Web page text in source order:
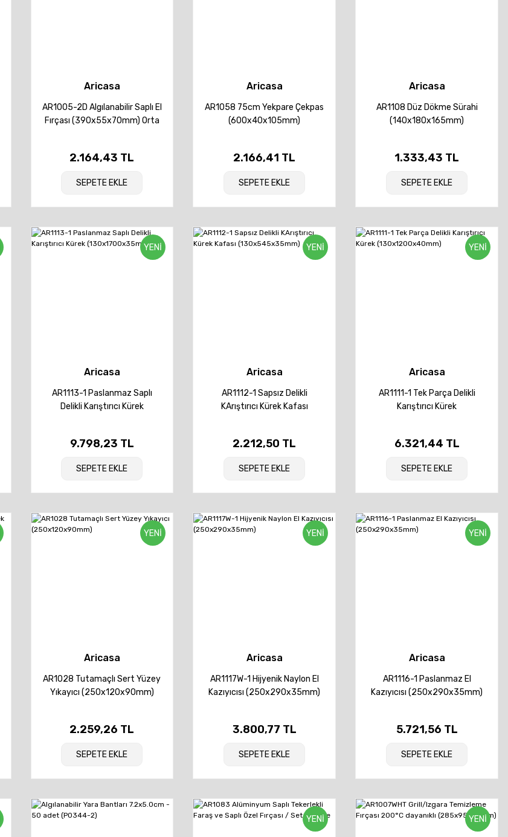
Aricasa
AR1005-2D Algılanabilir Saplı El
Fırçası (390x55x70mm) Orta
2.164,43 TL
SEPETE EKLE
Aricasa
AR1058 75cm Yekpare Çekpas
(600x40x105mm)
2.166,41 TL
SEPETE EKLE
Aricasa
AR1108 Düz Dökme Sürahi
(140x180x165mm)
1.333,43 TL
SEPETE EKLE
Aricasa
AR1113-1 Paslanmaz Saplı
Delikli Karıştırıcı Kürek
9.798,23 TL
SEPETE EKLE
YENİ
Aricasa
AR1112-1 Sapsız Delikli
KArıştırıcı Kürek Kafası
2.212,50 TL
SEPETE EKLE
YENİ
Aricasa
AR1111-1 Tek Parça Delikli
Karıştırıcı Kürek
6.321,44 TL
SEPETE EKLE
YENİ
Aricasa
AR1028 Tutamaçlı Sert Yüzey
Yıkayıcı (250x120x90mm)
2.259,26 TL
SEPETE EKLE
YENİ
Aricasa
AR1117W-1 Hijyenik Naylon El
Kazıyıcısı (250x290x35mm)
3.800,77 TL
SEPETE EKLE
YENİ
Aricasa
AR1116-1 Paslanmaz El
Kazıyıcısı (250x290x35mm)
5.721,56 TL
SEPETE EKLE
YENİ
YENİ YENİ